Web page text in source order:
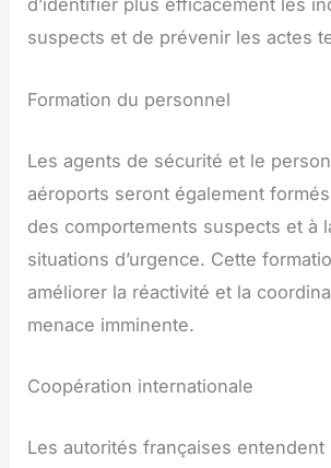
d’identifier plus efficacement les
suspects et de prévenir les actes
Formation du personnel
Les agents de sécurité et le
aéroports seront également
des comportements suspects et à
situations d’urgence. Cette
améliorer la réactivité et la
menace imminente.
Coopération internationale
Les autorités françaises entendent